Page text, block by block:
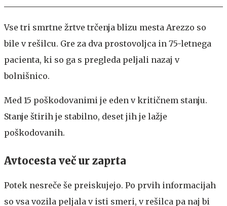
Vse tri smrtne žrtve trčenja blizu mesta Arezzo so
bile v rešilcu. Gre za dva prostovoljca in 75-letnega
pacienta, ki so ga s pregleda peljali nazaj v
bolnišnico.
Med 15 poškodovanimi je eden v kritičnem stanju.
Stanje štirih je stabilno, deset jih je lažje
poškodovanih.
Avtocesta več ur zaprta
Potek nesreče še preiskujejo. Po prvih informacijah
so vsa vozila peljala v isti smeri, v rešilca pa naj bi